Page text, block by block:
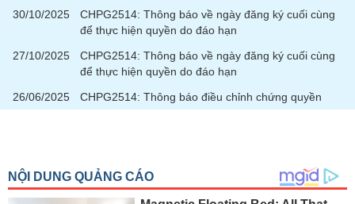
30/10/2025
CHPG2514: Thông báo về ngày đăng ký cuối cùng
để thực hiện quyền do đáo hạn
27/10/2025
CHPG2514: Thông báo về ngày đăng ký cuối cùng
để thực hiện quyền do đáo hạn
26/06/2025
CHPG2514: Thông báo điều chỉnh chứng quyền